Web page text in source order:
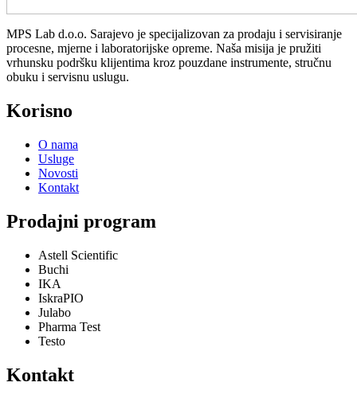
MPS Lab d.o.o. Sarajevo je specijalizovan za prodaju i servisiranje
procesne, mjerne i laboratorijske opreme. Naša misija je pružiti
vrhunsku podršku klijentima kroz pouzdane instrumente, stručnu
obuku i servisnu uslugu.
Korisno
O nama
Usluge
Novosti
Kontakt
Prodajni program
Astell Scientific
Buchi
IKA
IskraPIO
Julabo
Pharma Test
Testo
Kontakt